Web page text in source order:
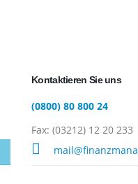
Kontaktieren Sie uns
(0800) 80 800 24
Fax: (03212) 12 20 233